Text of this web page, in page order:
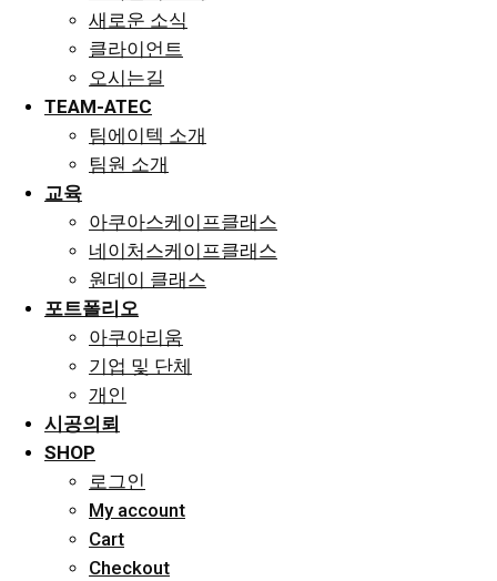
새로운 소식
클라이언트
오시는길
TEAM-ATEC
팀에이텍 소개
팀원 소개
교육
아쿠아스케이프클래스
네이처스케이프클래스
원데이 클래스
포트폴리오
아쿠아리움
기업 및 단체
개인
시공의뢰
SHOP
로그인
My account
Cart
Checkout